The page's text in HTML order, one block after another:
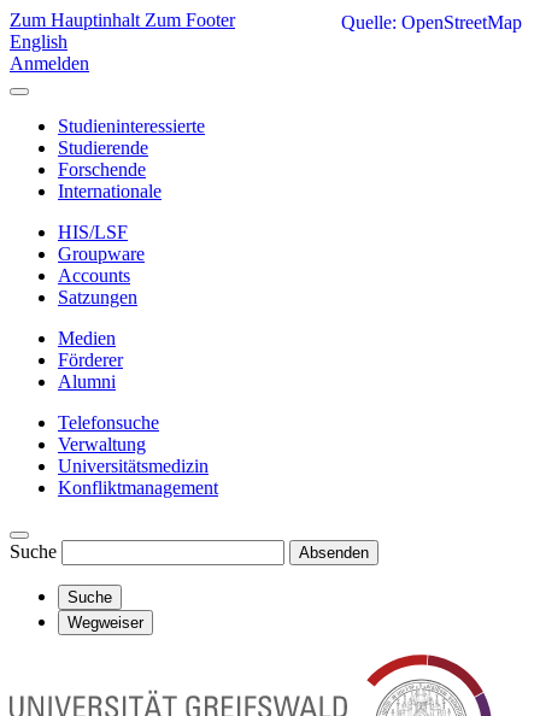
Zum Hauptinhalt Zum Footer
English
Anmelden
Studieninteressierte
Studierende
Forschende
Internationale
HIS/LSF
Groupware
Accounts
Satzungen
Medien
Förderer
Alumni
Telefonsuche
Verwaltung
Universitätsmedizin
Konfliktmanagement
Suche Absenden
Suche
Wegweiser
Quelle: OpenStreetMap